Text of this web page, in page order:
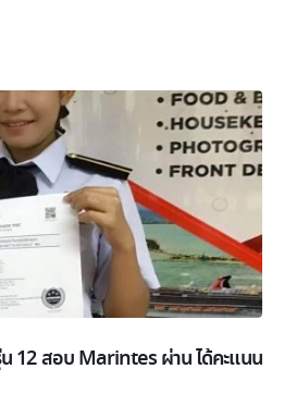
12 สอบ Marintes​ ผ่าน ได้คะแนน